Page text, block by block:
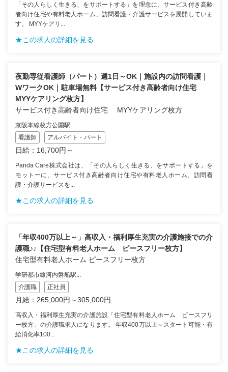
「その人らしく生きる、をサポートする」を理念に、サービス付き高齢
者向け住宅や有料老人ホーム、訪問看護・介護サービスを展開していま
す。 MYYケアリ...
★この求人の詳細を見る
夜勤専従看護師（パート）週1日～OK｜施設内の訪問看護｜
WワークOK｜駐車場無料【サービス付き高齢者向け住宅
MYYケアリング枚方】
サービス付き高齢者向け住宅 MYYケアリング枚方
京阪本線枚方公園駅...
看護師
アルバイト・パート
日給：16,700円～
Panda Care株式会社は、「その人らしく生きる、をサポートする」を
モットーに、サービス付き高齢者向け住宅や有料老人ホーム、訪問看
護・介護サービスを...
★この求人の詳細を見る
「年収400万以上～」高収入・福利厚生充実の介護施接での介
護職♪♪【住宅型有料老人ホーム ピースフリー枚方】
住宅型有料老人ホーム ピースフリー枚方
学研都市線河内磐船駅...
介護職
正社員
月給：265,000円～305,000円
高収入・福利厚生充実の介護施設「住宅型有料老人ホーム ピースフリ
ー枚方」の介護職求人になります。 年収400万以上～スタート可能・有
給消化率100...
★この求人の詳細を見る